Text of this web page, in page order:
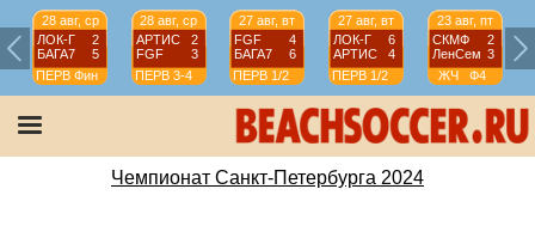
28 авг, ср
ЛОК-Г
2
БАГА7
5
ПЕРВ Фин
28 авг, ср
АРТИС
2
FGF
3
ПЕРВ 3-4
27 авг, вт
FGF
4
БАГА7
6
ПЕРВ 1/2
27 авг, вт
ЛОК-Г
6
АРТИС
4
ПЕРВ 1/2
23 авг, пт
СКМФ
2
ЛенСем 3
ЖЧ
Ф4
Чемпионат Санкт-Петербурга 2024